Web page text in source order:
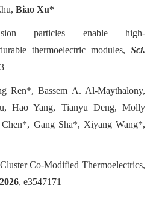
Biao Xu*
particles enable high-
thermoelectric modules, Sci.
Ren*, Bassem A. Al-Maythalony,
Hao Yang, Tianyu Deng, Molly
Gang Sha*, Xiyang Wang*,
Co-Modified Thermoelectrics,
2026, e3547171